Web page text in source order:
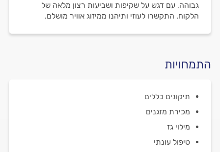
גבוהה, עם דגש על שקיפות ושביעות רצון מלאה של
הלקוח. התקשרו לעוזי ותיהנו ממיזוג אוויר מושלם.
התמחויות
תיקונים כללים
מכירת מזגנים
מילוי גז
טיפול עונתי